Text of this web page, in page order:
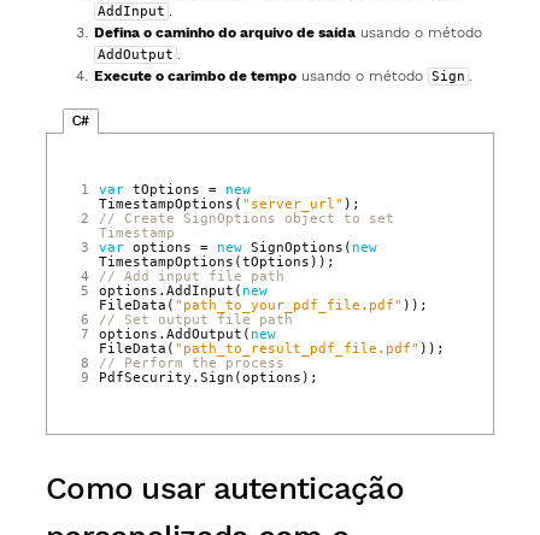
AddInput .
Defina o caminho do arquivo de saídausando o método
AddOutput .
Execute o carimbo de tempousando o método Sign .
C#
1 var tOptions =
new
TimestampOptions ( "server_url" );
2
// Create SignOptions object to set
Timestamp
3
var options = new SignOptions ( new
TimestampOptions (tOptions ));
4
// Add input file path
5
options .AddInput ( new
FileData ( "path_to_your_pdf_file.pdf" ));
6
// Set output file path
7
options .AddOutput ( new
FileData ( "path_to_result_pdf_file.pdf" ));
8
// Perform the process
9
PdfSecurity .Sign (options );
Como usar autenticação